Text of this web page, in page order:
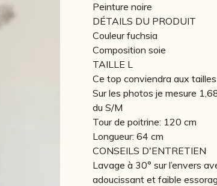
Peinture noire
DÉTAILS DU PRODUIT
Couleur fuchsia
Composition soie
TAILLE L
Ce top conviendra aux
Sur les photos je mesure
du S/M
Tour de poitrine: 120 cm
Longueur: 64 cm
CONSEILS D'ENTRETIEN
Lavage à 30° sur l’envers
adoucissant et faible